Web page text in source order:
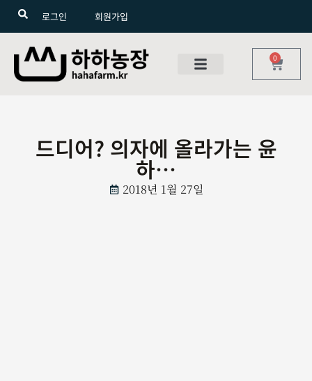
로그인 회원가입
0
드디어? 의자에 올라가는 윤
하…
2018년 1월 27일